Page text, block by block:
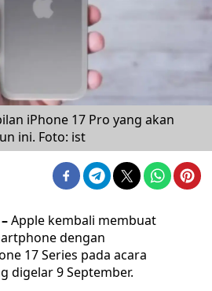
iPhone 17 Pro yang akan
ini. Foto: ist
Apple kembali membuat
dengan
17 Series pada acara
digelar 9 September.